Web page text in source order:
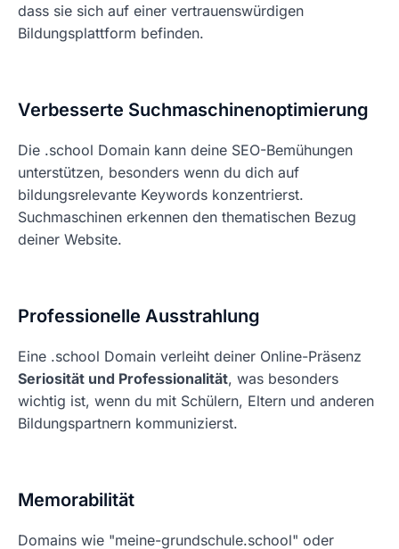
dass sie sich auf einer vertrauenswürdigen
Bildungsplattform befinden.
Verbesserte Suchmaschinenoptimierung
Die .school Domain kann deine SEO-Bemühungen
unterstützen, besonders wenn du dich auf
bildungsrelevante Keywords konzentrierst.
Suchmaschinen erkennen den thematischen Bezug
deiner Website.
Professionelle Ausstrahlung
Eine .school Domain verleiht deiner Online-Präsenz
Seriosität und Professionalität, was besonders
wichtig ist, wenn du mit Schülern, Eltern und anderen
Bildungspartnern kommunizierst.
Memorabilität
Domains wie "meine-grundschule.school" oder